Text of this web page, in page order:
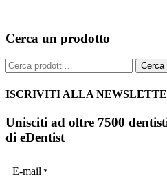
Cerca un prodotto
Cerca: Cerca
ISCRIVITI ALLA
Unisciti ad oltre 7500
di eDentist
E-mail *